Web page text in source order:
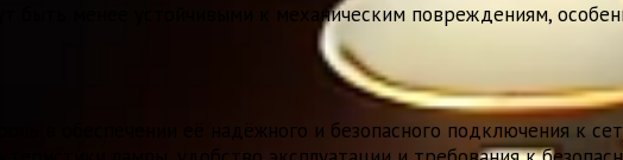
быть менее устойчивыми к механическим повреждениям,
в обеспечении её надёжного и безопасного подключения к